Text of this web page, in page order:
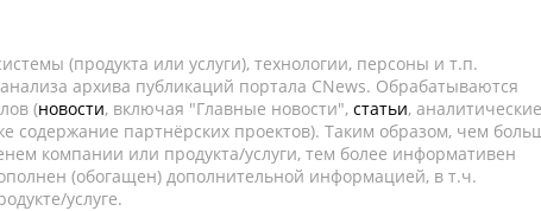
(продукта или услуги), технологии, персоны и т.п.
архива публикаций портала CNews. Обрабатываются
(новости, включая "Главные новости", статьи, аналитические
содержание партнёрских проектов). Таким образом, чем
компании или продукта/услуги, тем более информативен
(обогащен) дополнительной информацией, в т.ч.
услуге.